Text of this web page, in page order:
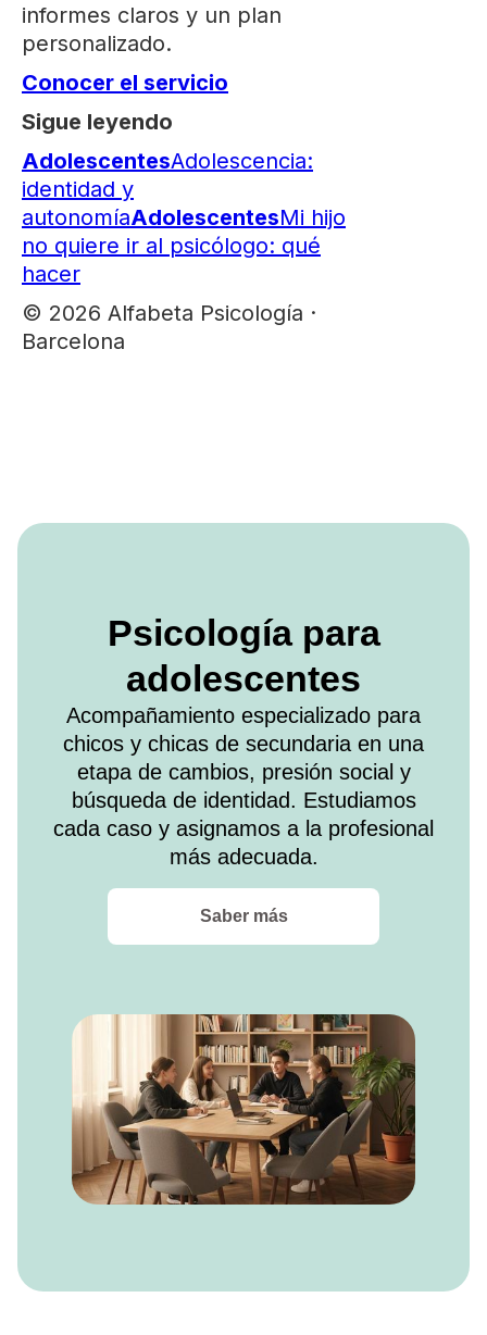
informes claros y un plan
personalizado.
Conocer el servicio
Sigue leyendo
AdolescentesAdolescencia:
identidad y
autonomíaAdolescentesMi hijo
no quiere ir al psicólogo: qué
hacer
© 2026 Alfabeta Psicología ·
Barcelona
Psicología para
adolescentes
Acompañamiento especializado para
chicos y chicas de secundaria en una
etapa de cambios, presión social y
búsqueda de identidad. Estudiamos
cada caso y asignamos a la profesional
más adecuada.
Saber más